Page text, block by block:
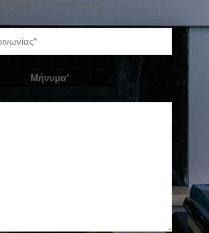
Τηλέφωνο επικοινωνίας*
Μήνυμα*